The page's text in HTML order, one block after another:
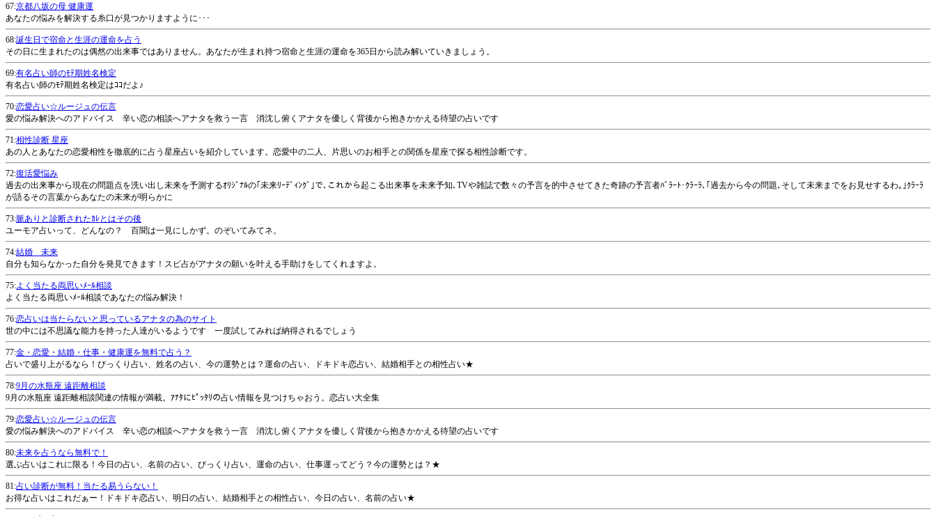
67:京都八坂の母 健康運
あなたの悩みを解決する糸口が見つかりますように･･･
68:誕生日で宿命と生涯の運命を占う
その日に生まれたのは偶然の出来事ではありません。あなたが生まれ持つ宿命と生涯の運命を365日から読み解いていきましょう。
69:有名占い師のﾓﾃ期姓名検定
有名占い師のﾓﾃ期姓名検定はｺｺだよ♪
70:恋愛占い☆ルージュの伝言
愛の悩み解決へのアドバイス 辛い恋の相談へアナタを救う一言 消沈し俯くアナタを優しく背後から抱きかかえる待望の占いです
71:相性診断 星座
あの人とあなたの恋愛相性を徹底的に占う星座占いを紹介しています。恋愛中の二人、片思いのお相手との関係を星座で探る相性診断です。
72:復活愛悩み
過去の出来事から現在の問題点を洗い出し未来を予測するｵﾘｼﾞﾅﾙの｢未来ﾘｰﾃﾞｨﾝｸﾞ｣で､これから起こる出来事を未来予知､TVや雑誌で数々の予言を的中させてきた奇跡の予言者ﾊﾞﾗｰﾄ･ｸﾗｰﾗ､｢過去から今の問題､そして未来までをお見せするわ｡｣ｸﾗｰﾗ
が語るその言葉からあなたの未来が明らかに
73:脈ありと診断されたｶﾚとはその後
ユーモア占いって、どんなの？ 百聞は一見にしかず。のぞいてみてネ。
74:結婚 未来
自分も知らなかった自分を発見できます！スピ占がアナタの願いを叶える手助けをしてくれますよ。
75:よく当たる両思いﾒｰﾙ相談
よく当たる両思いﾒｰﾙ相談であなたの悩み解決！
76:恋占いは当たらないと思っているアナタの為のサイト
世の中には不思議な能力を持った人達がいるようです 一度試してみれば納得されるでしょう
77:金・恋愛・結婚・仕事・健康運を無料で占う？
占いで盛り上がるなら！びっくり占い、姓名の占い、今の運勢とは？運命の占い、ドキドキ恋占い、結婚相手との相性占い★
78:9月の水瓶座 遠距離相談
9月の水瓶座 遠距離相談関連の情報が満載。ｱﾅﾀにﾋﾟｯﾀﾘの占い情報を見つけちゃおう。恋占い大全集
79:恋愛占い☆ルージュの伝言
愛の悩み解決へのアドバイス 辛い恋の相談へアナタを救う一言 消沈し俯くアナタを優しく背後から抱きかかえる待望の占いです
80:未来を占うなら無料で！
選ぶ占いはこれに限る！今日の占い、名前の占い、びっくり占い、運命の占い、仕事運ってどう？今の運勢とは？★
81:占い診断が無料！当たる易うらない！
お得な占いはこれだぁー！ドキドキ恋占い、明日の占い、結婚相手との相性占い、今日の占い、名前の占い★